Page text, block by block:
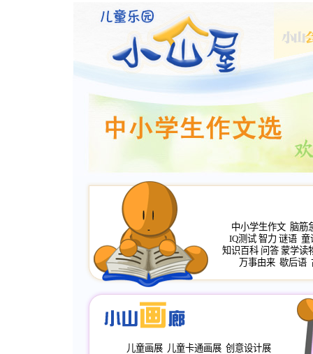
中小学生作文 脑筋
IQ测试 智力 谜语 童
知识百科 问答 蒙学读
万事由来 歇后语
儿童画展 儿童卡通画展 创意设计展